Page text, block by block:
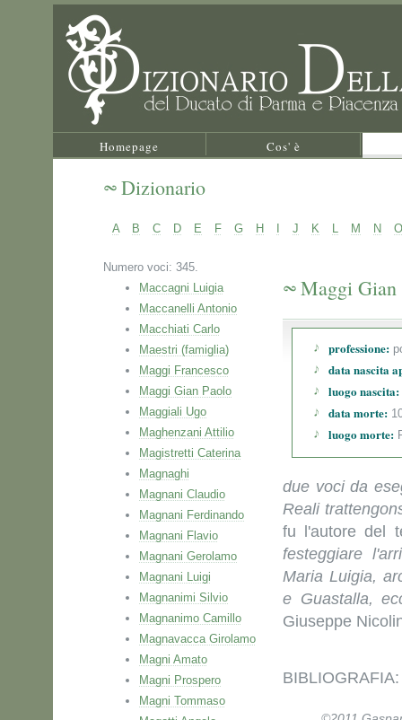
Homepage Cos' è
Dizionario
A B C D E F G H J K L M N O
Numero voci: 345.
Maccagni Luigia
Maccanelli Antonio
Macchiati Carlo
Maestri (famiglia)
Maggi Francesco
Maggi Gian Paolo
Maggiali Ugo
Maghenzani Attilio
Magistretti Caterina
Magnaghi
Magnani Claudio
Magnani Ferdinando
Magnani Flavio
Magnani Gerolamo
Magnani Luigi
Magnanimi Silvio
Magnanimo Camillo
Magnavacca Girolamo
Magni Amato
Magni Prospero
Magni Tommaso
Maggi Gian
professione:
data nascita
luogo nascita:
data morte:
luogo morte:
due voci da
Reali
fu l'autore del
festeggiare
Maria Luigia,
e Guastalla,
Giuseppe